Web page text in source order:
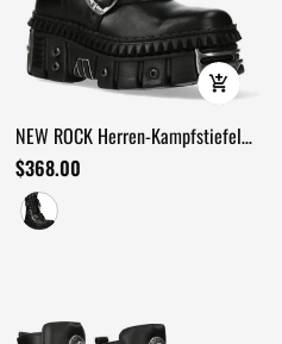
NEW ROCK Herren-Kampfstiefel
mit Schnallen und gepanzerten
Sohlen
$368.00